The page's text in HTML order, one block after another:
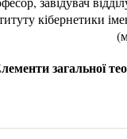
кібернетики
загальної